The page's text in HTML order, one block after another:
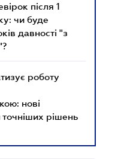
після 1
чи буде
давності "з
роботу
нові
точніших рішень